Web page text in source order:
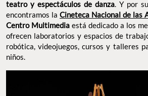
teatro y espectáculos de danza. Y por
encontramos la Cineteca Nacional de las
Centro Multimedia está dedicado a los
ofrecen laboratorios y espacios de
robótica, videojuegos, cursos y talleres
niños.